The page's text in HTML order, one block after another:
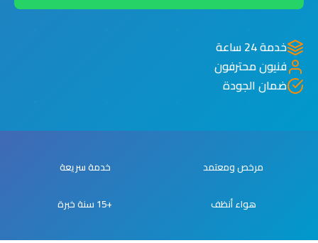
خدمة 24 ساعة
فنيون محترفون
ضمان الجودة
مرخص ومعتمد خدمة سريعة
هواء أنظف +15 سنة خبرة